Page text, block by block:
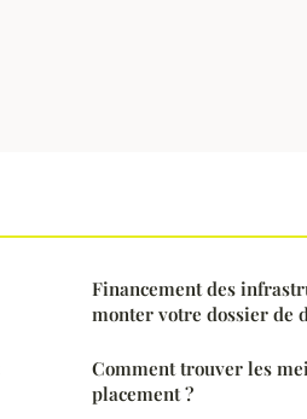
Financement des
monter votre dossier de
Comment trouver les
placement ?